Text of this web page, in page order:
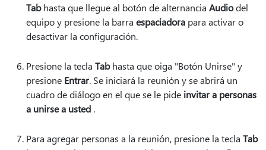
Tabhasta que llegue al botón de alternancia Audiodel
equipo y presione la barra espaciadora para activar o
desactivar la configuración.
Presione la tecla Tabhasta que oiga "Botón Unirse" y
presione Entrar. Se iniciará la reunión y se abrirá un
cuadro de diálogo en el que se le pide invitar a personas
a unirse a usted .
Para agregar personas a la reunión, presione la tecla Tab